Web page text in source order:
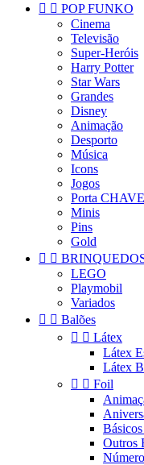
  POP FUNKO
Cinema
Televisão
Super-Heróis
Harry Potter
Star Wars
Grandes
Disney
Animação
Desporto
Música
Icons
Jogos
Porta
Minis
Pins
Gold
 
LEGO
Playmobil
Variados
  Balões
  Látex
Látex
Látex
  Foil
Outros